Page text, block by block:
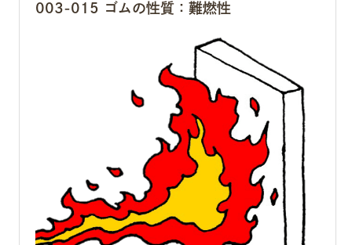
003-015 ゴムの性質：難燃性